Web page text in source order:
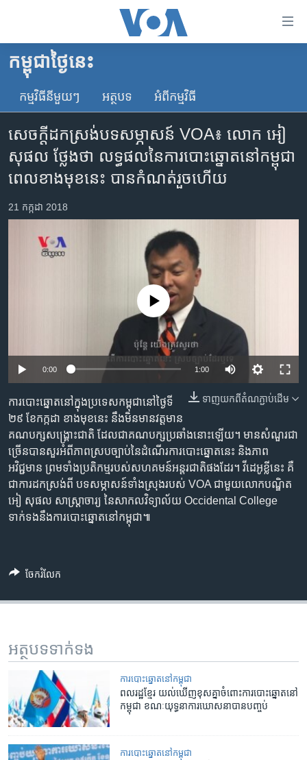
គេហទំព័រ​
ទាក់ទង
និង​
ចូល​
ទំព័រ​
ព័ត៌មាន​​
ម្តង
និង​
កាន់​
ទំព័រ​
ស្វែង​
រក
កម្ពុជា
អន្តរជាតិ
ហេឡូវីអូអេ
ព្រឹត្តិការណ៍ព័ត៌មាន
ទូរទស្សន៍ / វីដេអូ​
បណ្តាញ​សង្គម
ភាសា
កម្ពុជាថ្ងៃនេះ
កម្មវិធី​នីមួយៗ អត្ថបទ​ អំពី​កម្មវិធី​
សេចក្តី​ដកស្រង់​បទសម្ភាសន៍ VOA៖ លោក អៀ
សុផល ថ្លែង​ថា លទ្ធផល​នៃ​ការបោះឆ្នោត​នៅ​កម្ពុជា
ពេល​ខាងមុខ​នេះ បាន​កំណត់​រួច​ហើយ
21 កក្កដា 2018
No media source currently available
0:00 1:00
ទាញ​យក​ពី​តំណភ្ជាប់​ដើម
ការបោះឆ្នោត​នៅក្នុង​ប្រទេស​កម្ពុជា​នៅ​ថ្ងៃទី
២៩ ខែកក្កដា ខាងមុខ​នេះ នឹង​មិន​មាន​វត្តមាន​
គណបក្ស​សង្គ្រោះ​ជាតិ ដែល​ជា​គណបក្ស​ប្រឆាំង​នោះ​ឡើយ។ មាន​សំណួរ​ជា
ច្រើន​បាន​សួរ​អំពី​ភាពស្របច្បាប់​នៃ​ដំណើរការ​បោះឆ្នោត​នេះ និង​ភាព
អវិជ្ជមាន​ ព្រមទាំង​ប្រតិកម្ម​របស់​សហគមន៍​អន្តរជាតិ​ផងដែរ។ វីដេអូ​ខ្លី​នេះ គឺ​
ជាការដកស្រង់​ពី​ បទសម្ភាសន៍​ទាំងស្រុង​របស់ VOA ជាមួយ​លោក​បណ្ឌិត
អៀ សុផល សាស្ត្រាចារ្យ នៃ​សាកល​វិទ្យាល័យ Occidental College
ទាក់ទងនឹង​ការបោះឆ្នោត​នៅ​កម្ពុជា៕
ចែករំលែក
អត្ថបទ​ទាក់ទង
​ការ​បោះឆ្នោត​​នៅ​កម្ពុជា
ពលរដ្ឋ​ខ្មែរ​ យល់​ឃើញ​ខុស​គ្នា​ចំពោះ​ការ​បោះឆ្នោត​នៅ​
កម្ពុជា​ ​ខណៈ​យុទ្ធនាការ​ឃោសនា​បាន​បញ្ចប់
​ការ​បោះឆ្នោត​​នៅ​កម្ពុជា